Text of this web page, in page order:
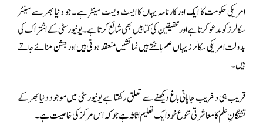
امریکی حکومت کا ایک اور کارنامہ یہاں کا ایسٹ ویسٹ سینٹرہے ۔ جو دنیا بھر سے سینئر
سکالرز کو مدعو کرتا ہے اور محقیقین کی کتابیں بھی شائع کرتا ہے ۔ یونیورسٹی کے اشتراک کی
بدولت امریکی سکالرز یہاں علم بانٹتے ہیں نمائشیں منعقد ہوتی ہیں اور جشن منائے جاتے
ہیں ۔
قریب ہی دلفریب جاپانی باغ دیکھنے سے تعلق رکھتا ہے یونیورسٹی میں موجود دنیا بھر کے
تشنگانِ علم کا معاشرتی تنوع خود ایک تعلیم اثاثہ ہے جو کہ اس مرکز کی خاصیت ہے۔